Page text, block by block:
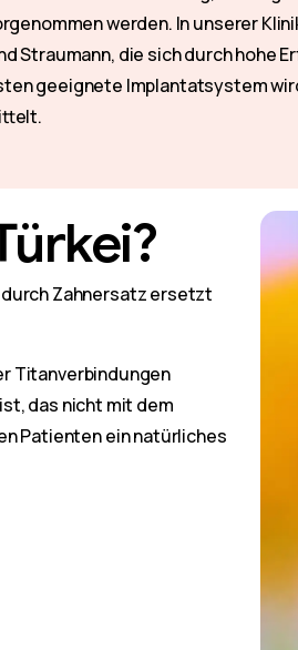
werden. In unserer
Straumann, die sich durch hohe
geeignete Implantatsystem
Zahnersatz ersetzt
Titanverbindungen
das nicht mit dem
Patienten ein natürliches